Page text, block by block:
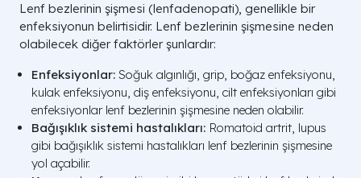
Lenf bezlerinin şişmesi (lenfadenopati), genellikle bir
enfeksiyonun belirtisidir. Lenf bezlerinin şişmesine neden
olabilecek diğer faktörler şunlardır:
Enfeksiyonlar: Soğuk algınlığı, grip, boğaz enfeksiyonu,
kulak enfeksiyonu, diş enfeksiyonu, cilt enfeksiyonları gibi
enfeksiyonlar lenf bezlerinin şişmesine neden olabilir.
Bağışıklık sistemi hastalıkları: Romatoid artrit, lupus
gibi bağışıklık sistemi hastalıkları lenf bezlerinin şişmesine
yol açabilir.